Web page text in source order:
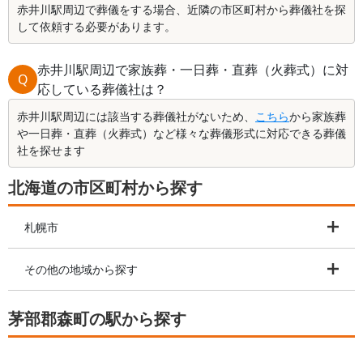
赤井川駅周辺で葬儀をする場合、近隣の市区町村から葬儀社を探
して依頼する必要があります。
Q
赤井川駅周辺で家族葬・一日葬・直葬（火葬式）に対
応している葬儀社は？
赤井川駅周辺には該当する葬儀社がないため、 こちらから家族葬
や一日葬・直葬（火葬式）など様々な葬儀形式に対応できる葬儀
社を探せます
北海道の市区町村から探す
札幌市
その他の地域から探す
茅部郡森町の駅から探す